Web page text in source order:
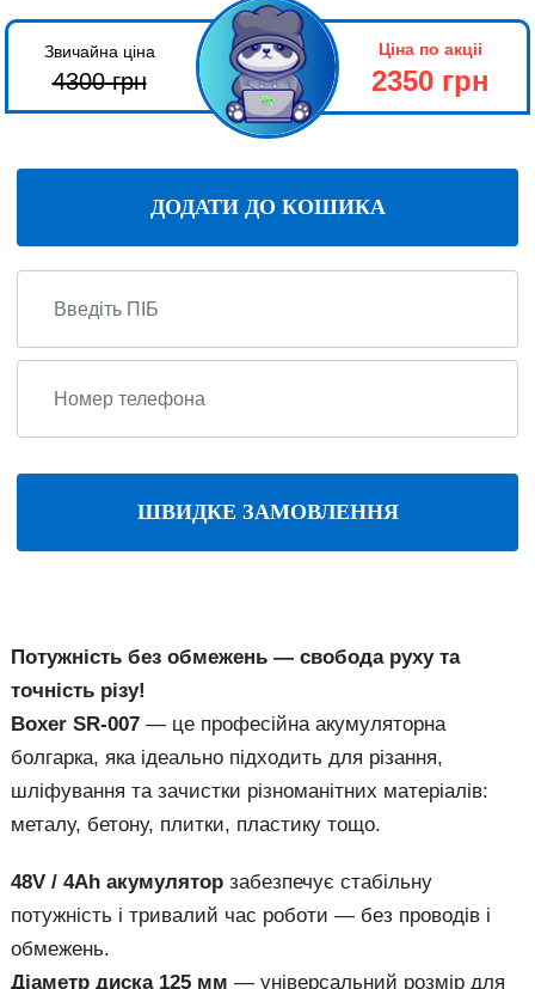
Звичайна ціна
4300грн
Ціна по акціі
2350 грн
ДОДАТИ ДО КОШИКА
ШВИДКЕ ЗАМОВЛЕННЯ
Потужність без обмежень — свобода руху та
точність різу!
Boxer SR-007 — це професійна акумуляторна
болгарка, яка ідеально підходить для різання,
шліфування та зачистки різноманітних матеріалів:
металу, бетону, плитки, пластику тощо.
48V / 4Ah акумулятор забезпечує стабільну
потужність і тривалий час роботи — без проводів і
обмежень.
Діаметр диска 125 мм — універсальний розмір для